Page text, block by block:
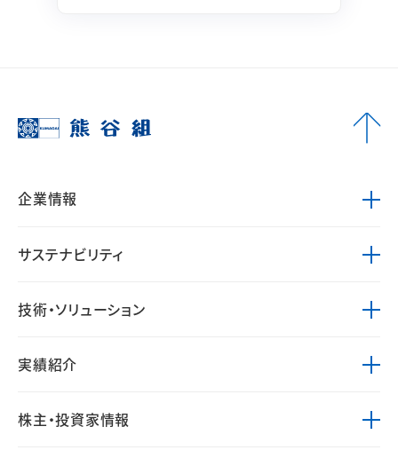
企業情報
サステナビリティ
技術・ソリューション
実績紹介
株主・投資家情報